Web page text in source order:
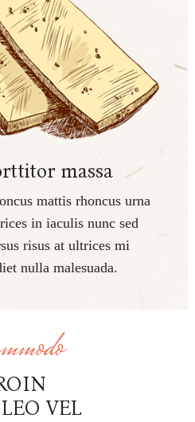
massa
mattis rhoncus urna
in iaculis nunc sed
risus at ultrices mi
nulla malesuada.
VEL